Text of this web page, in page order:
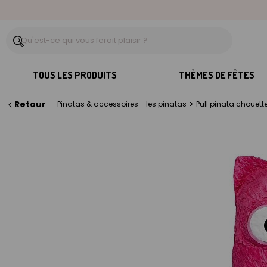
TOUS LES PRODUITS THÈMES DE FÊTES
Retour Pinatas & accessoires - les pinatas > Pull pinata